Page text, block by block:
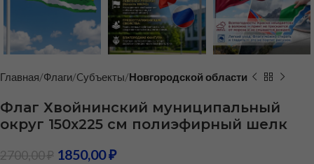
Главная Флаги Cубъекты Новгородской области
Флаг Хвойнинский муниципальный
округ 150х225 см полиэфирный шелк
2700,00₽ 1850,00₽